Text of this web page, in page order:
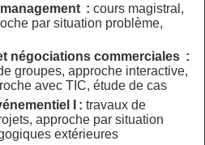
: cours magistral,
par situation problème,
négociations commerciales :
groupes, approche interactive,
avec TIC, étude de cas
I : travaux de
approche par situation
extérieures